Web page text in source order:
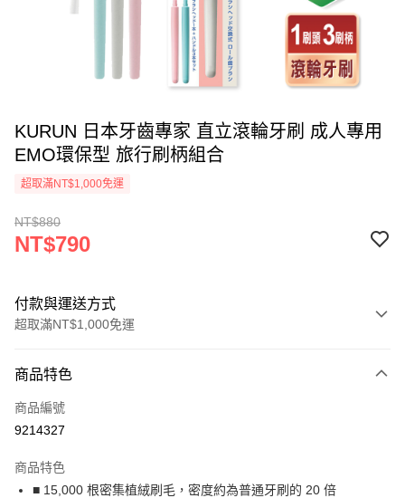
KURUN 日本牙齒專家 直立滾輪牙刷 成人專用
EMO環保型 旅行刷柄組合
超取滿NT$1,000免運
NT$880
NT$790
付款與運送方式
超取滿NT$1,000免運
信用卡一次付款
超商取貨付款
Apple Pay
商品特色
商品編號
9214327
商品特色
■ 15,000 根密集植絨刷毛，密度約為普通牙刷的 20 倍